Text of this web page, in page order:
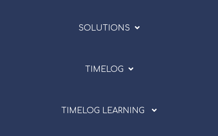
SOLUTIONS
TIMELOG
TIMELOG LEARNING